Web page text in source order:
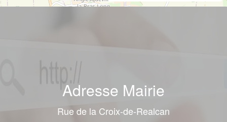
Adresse Mairie
Rue de la Croix-de-Realcan